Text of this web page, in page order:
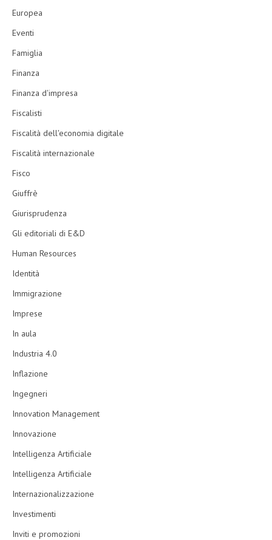
Europea
Eventi
Famiglia
Finanza
Finanza d'impresa
Fiscalisti
Fiscalità dell'economia digitale
Fiscalità internazionale
Fisco
Giuffrè
Giurisprudenza
Gli editoriali di E&D
Human Resources
Identità
Immigrazione
Imprese
In aula
Industria 4.0
Inflazione
Ingegneri
Innovation Management
Innovazione
Intelligenza Artificiale
Intelligenza Artificiale
Internazionalizzazione
Investimenti
Inviti e promozioni